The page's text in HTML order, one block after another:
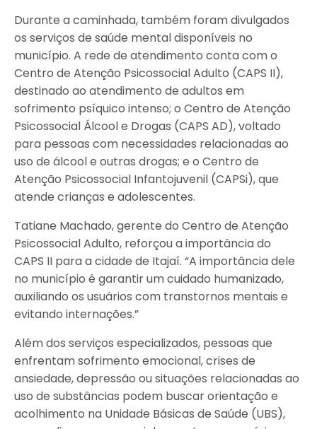
Durante a caminhada, também foram divulgados
os serviços de saúde mental disponíveis no
município. A rede de atendimento conta com o
Centro de Atenção Psicossocial Adulto (CAPS II),
destinado ao atendimento de adultos em
sofrimento psíquico intenso; o Centro de Atenção
Psicossocial Álcool e Drogas (CAPS AD), voltado
para pessoas com necessidades relacionadas ao
uso de álcool e outras drogas; e o Centro de
Atenção Psicossocial Infantojuvenil (CAPSi), que
atende crianças e adolescentes.
Tatiane Machado, gerente do Centro de Atenção
Psicossocial Adulto, reforçou a importância do
CAPS II para a cidade de Itajaí. “A importância dele
no município é garantir um cuidado humanizado,
auxiliando os usuários com transtornos mentais e
evitando internações.”
Além dos serviços especializados, pessoas que
enfrentam sofrimento emocional, crises de
ansiedade, depressão ou situações relacionadas ao
uso de substâncias podem buscar orientação e
acolhimento na Unidade Básicas de Saúde (UBS),